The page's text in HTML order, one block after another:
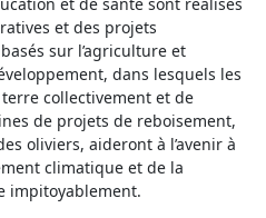
et des projets
sur l’agriculture et
dans lesquels les
collectivement et de
de projets de reboisement,
oliviers, aideront à l’avenir à
climatique et de la
impitoyablement.